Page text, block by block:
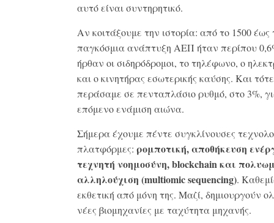
αυτό είναι συντηρητικό.
Αν κοιτάξουμε την ιστορία: από το 1500 έως
παγκόσμια ανάπτυξη ΑΕΠ ήταν περίπου
ήρθαν οι σιδηρόδρομοι, το τηλέφωνο, ο
και ο κινητήρας εσωτερικής καύσης. Και τότε
περάσαμε σε πενταπλάσιο ρυθμό, στο 3%,
επόμενο ενάμιση αιώνα.
Σήμερα έχουμε πέντε συγκλίνουσες
πλατφόρμες: ρομποτική, αποθήκευση
τεχνητή νοημοσύνη,blockchainκαι
αλληλούχιση (multiomicsequencing).
εκθετική από μόνη της. Μαζί, δημιουργούν
νέες βιομηχανίες με ταχύτητα μηχανής.